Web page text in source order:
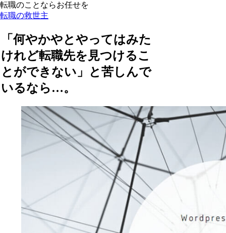
転職のことならお任せを
転職の救世主
「何やかやとやってはみた
けれど転職先を見つけるこ
とができない」と苦しんで
いるなら…。